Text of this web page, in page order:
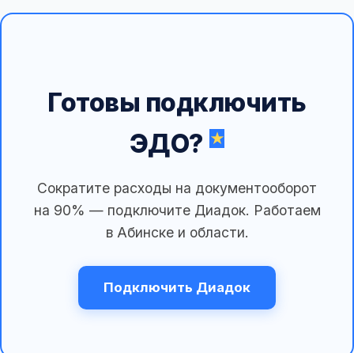
Готовы подключить
ЭДО?
Сократите расходы на документооборот
на 90% — подключите Диадок. Работаем
в Абинске и области.
Подключить Диадок